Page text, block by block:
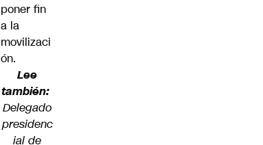
poner fin
a la
movilizaci
ón.
Lee
también:
Delegado
presidenc
ial de